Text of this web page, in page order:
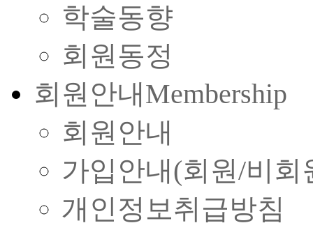
학술동향
회원동정
회원안내Membership
회원안내
가입안내(회원/비회
개인정보취급방침